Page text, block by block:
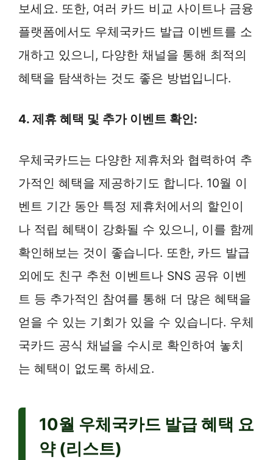
보세요. 또한, 여러 카드 비교 사이트나 금융
플랫폼에서도 우체국카드 발급 이벤트를 소
개하고 있으니, 다양한 채널을 통해 최적의
혜택을 탐색하는 것도 좋은 방법입니다.
4. 제휴 혜택 및 추가 이벤트 확인:
우체국카드는 다양한 제휴처와 협력하여 추
가적인 혜택을 제공하기도 합니다. 10월 이
벤트 기간 동안 특정 제휴처에서의 할인이
나 적립 혜택이 강화될 수 있으니, 이를 함께
확인해보는 것이 좋습니다. 또한, 카드 발급
외에도 친구 추천 이벤트나 SNS 공유 이벤
트 등 추가적인 참여를 통해 더 많은 혜택을
얻을 수 있는 기회가 있을 수 있습니다. 우체
국카드 공식 채널을 수시로 확인하여 놓치
는 혜택이 없도록 하세요.
10월 우체국카드 발급 혜택 요
약 (리스트)